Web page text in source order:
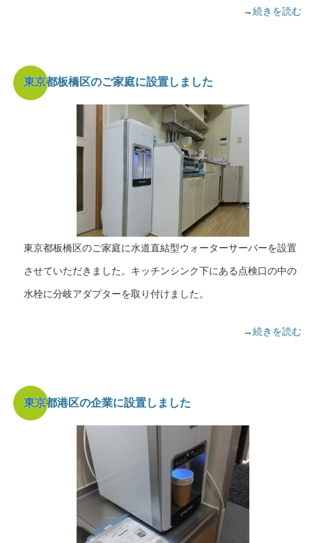
→続きを読む
東京都板橋区のご家庭に設置しました
東京都板橋区のご家庭に水道直結型ウォーターサーバーを設置
させていただきました。キッチンシンク下にある点検口の中の
水栓に分岐アダプターを取り付けました。
→続きを読む
東京都港区の企業に設置しました